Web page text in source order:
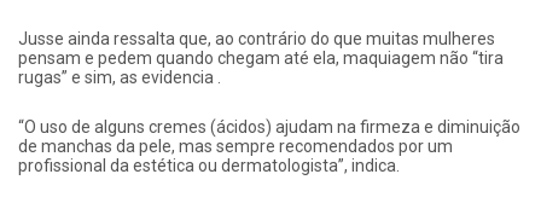
Jusse ainda ressalta que, ao contrário do que muitas mulheres
pensam e pedem quando chegam até ela, maquiagem não “tira
rugas” e sim, as evidencia .
“O uso de alguns cremes (ácidos) ajudam na firmeza e diminuição
de manchas da pele, mas sempre recomendados por um
profissional da estética ou dermatologista”, indica.